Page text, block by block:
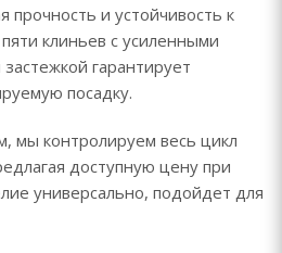
и устойчивость к
клиньев с усиленными
гарантирует
посадку.
мы контролируем весь цикл
доступную цену при
универсально, подойдет для